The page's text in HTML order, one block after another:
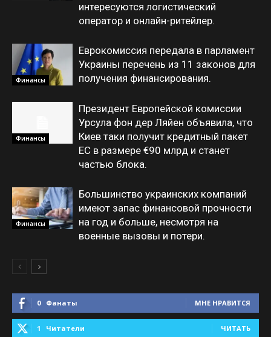
интересуются логистический
оператор и онлайн-ритейлер.
Финансы
Еврокомиссия передала в парламент
Украины перечень из 11 законов для
получения финансирования.
Финансы
Президент Европейской комиссии
Урсула фон дер Ляйен объявила, что
Киев таки получит кредитный пакет
ЕС в размере €90 млрд и станет
частью блока.
Финансы
Большинство украинских компаний
имеют запас финансовой прочности
на год и больше, несмотря на
военные вызовы и потери.
0 Фанаты МНЕ НРАВИТСЯ
1 Читатели ЧИТАТЬ